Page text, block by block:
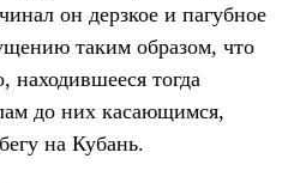
он дерзкое и пагубное
таким образом, что
находившееся тогда
до них касающимся,
на Кубань.